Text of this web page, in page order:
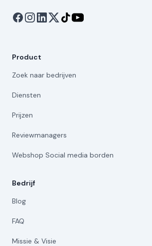
Product
Zoek naar bedrijven
Diensten
Prijzen
Reviewmanagers
Webshop Social media borden
Bedrijf
Blog
FAQ
Missie & Visie